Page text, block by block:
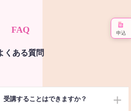
FAQ
くある質問
受講することはできますか？
申込